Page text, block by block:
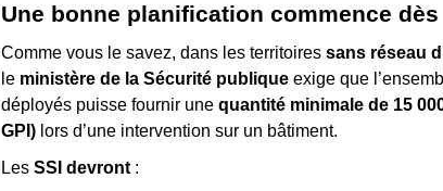
Une bonne planification commence
Comme vous le savez, dans les territoires sans réseau
le ministère de la Sécurité publique exige que
déployés puisse fournir une quantité minimale de 15
GPI) lors d’une intervention sur un bâtiment.
Les SSI devront :